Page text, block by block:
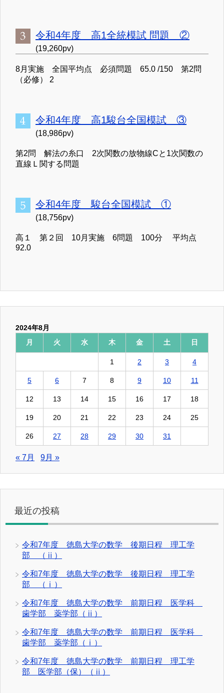
令和4年度 高1全統模試 問題 ②
(19,260pv)
8月実施 全国平均点 必須問題 65.0 /150 第2問
（必修） 2
令和4年度 高1駿台全国模試 ③
(18,986pv)
第2問 解法の糸口 2次関数の放物線Cと1次関数の
直線Ｌ関する問題
令和4年度 駿台全国模試 ①
(18,756pv)
高１ 第２回 10月実施 6問題 100分 平均点
92.0
2024年8月
月
火 水 木 金 土 日
1 2 3 4
5 6 7 8 9 10 11
12 13 14 15 16 17 18
19 20 21 22 23 24 25
26 27 28 29 30 31
« 7月 9月 »
最近の投稿
令和7年度 徳島大学の数学 後期日程 理工学
部 （ⅱ）
令和7年度 徳島大学の数学 後期日程 理工学
部 （ⅰ）
令和7年度 徳島大学の数学 前期日程 医学科
歯学部 薬学部（ⅱ）
令和7年度 徳島大学の数学 前期日程 医学科
歯学部 薬学部（ⅰ）
令和7年度 徳島大学の数学 前期日程 理工学
部 医学部（保）（ⅱ）